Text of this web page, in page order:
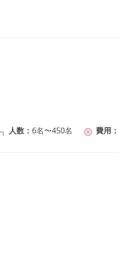
人数 6名〜450名 費用